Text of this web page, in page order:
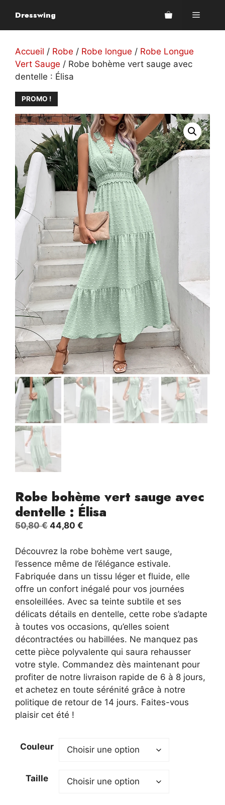
contenu
Dresswing Menu
Accueil / Robe / Robe longue / Robe Longue
Vert Sauge / Robe bohème vert sauge avec
dentelle : Élisa
PROMO !
Robe bohème vert sauge avec
dentelle : Élisa
50,80€ Le
initial
était :
50,80 €.
44,80 €
actuel
est :
44,80 €.
Découvrez la robe bohème vert sauge,
l’essence même de l’élégance estivale.
Fabriquée dans un tissu léger et fluide, elle
offre un confort inégalé pour vos journées
ensoleillées. Avec sa teinte subtile et ses
délicats détails en dentelle, cette robe s’adapte
à toutes vos occasions, qu’elles soient
décontractées ou habillées. Ne manquez pas
cette pièce polyvalente qui saura rehausser
votre style. Commandez dès maintenant pour
profiter de notre livraison rapide de 6 à 8 jours,
et achetez en toute sérénité grâce à notre
politique de retour de 14 jours. Faites-vous
plaisir cet été !
Couleur
Taille